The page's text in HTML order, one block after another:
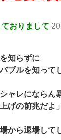
おりまして
知らずに
ブルを知って
ャレにならん
げの前兆だよ
から退場して